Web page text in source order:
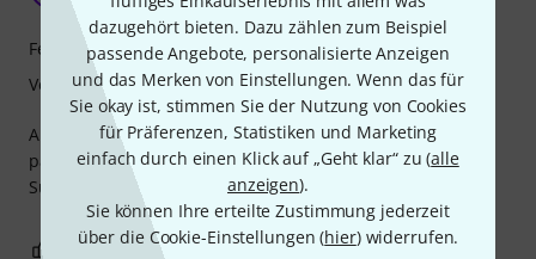
dazugehört bieten. Dazu zählen zum Beispiel
passende Angebote, personalisierte Anzeigen
und das Merken von Einstellungen. Wenn das für
Sie okay ist, stimmen Sie der Nutzung von Cookies
für Präferenzen, Statistiken und Marketing
einfach durch einen Klick auf „Geht klar“ zu (alle
anzeigen).
Sie können Ihre erteilte Zustimmung jederzeit
über die Cookie-Einstellungen (hier) widerrufen.
Abgesehen von der absolut gigantischen Telefonberatung
passt das Produkt wie besprochen!
Super Qualität zum günstigen Preis!
Features
Verarbeitung
0 BEWERTUNG MELDEN